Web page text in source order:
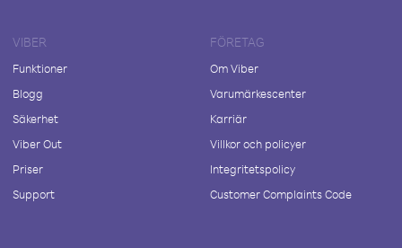
VIBER
Funktioner
Blogg
Säkerhet
Viber Out
Priser
Support
FÖRETAG
Om Viber
Varumärkescenter
Karriär
Villkor och policyer
Integritetspolicy
Customer Complaints Code